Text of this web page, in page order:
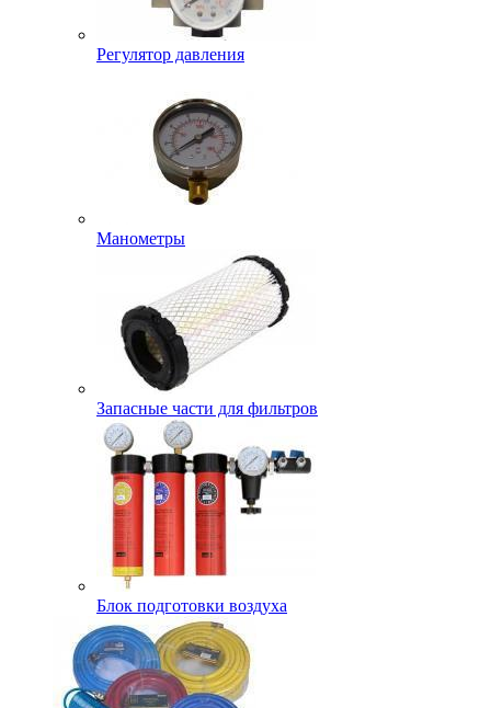
Регулятор давления
Манометры
Запасные части для фильтров
Блок подготовки воздуха